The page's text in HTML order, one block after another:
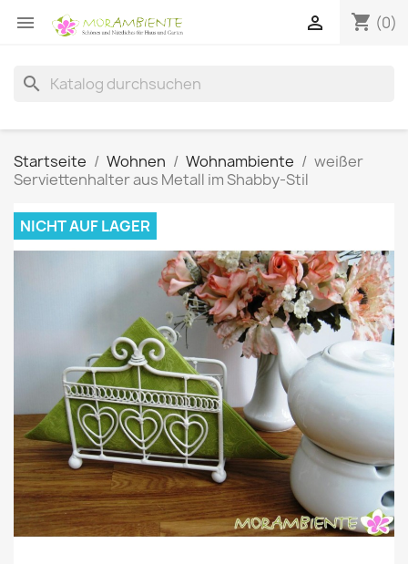
 shopping_cart (0)

search
Startseite Wohnen Wohnambiente
weißer
Serviettenhalter aus Metall im Shabby-Stil
NICHT AUF LAGER